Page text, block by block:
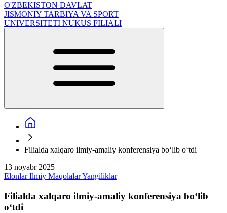
O'ZBEKISTON DAVLAT
JISMONIY TARBIYA VA SPORT
UNIVERSITETI NUKUS FILIALI
Filialda xalqaro ilmiy-amaliy konferensiya bo‘lib o‘tdi
13 noyabr 2025
ElonlarIlmiy MaqolalarYangiliklar
Filialda xalqaro ilmiy-amaliy konferensiya bo‘lib
o‘tdi